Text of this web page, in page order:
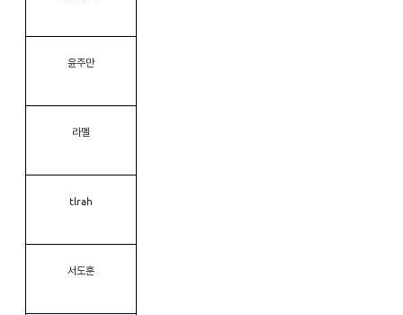
윤주만
라멜
tlrah
서도훈